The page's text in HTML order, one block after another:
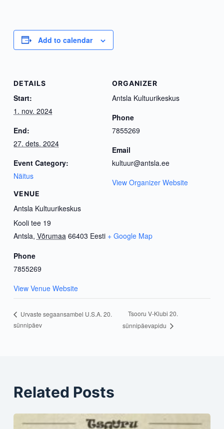
Add to calendar
DETAILS
Start:
1. nov. 2024
End:
27. dets. 2024
Event Category:
Näitus
VENUE
Antsla Kultuurikeskus
Kooli tee 19
Antsla, Võrumaa 66403 Eesti + Google Map
Phone
7855269
View Venue Website
ORGANIZER
Antsla Kultuurikeskus
Phone
7855269
Email
kultuur@antsla.ee
View Organizer Website
Urvaste segaansambel U.S.A. 20.
sünnipäev
Tsooru V-Klubi 20.
sünnipäevapidu
Related Posts